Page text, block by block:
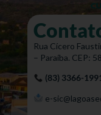
Rua Cícero
– Paraíba. CEP:
(83) 3366-
e-